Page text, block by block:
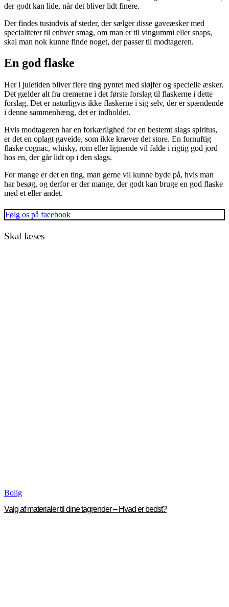
der godt kan lide, når det bliver lidt finere.
Der findes tusindvis af steder, der sælger disse gaveæsker med
specialiteter til enhver smag, om man er til vingummi eller snaps,
skal man nok kunne finde noget, der passer til modtageren.
En god flaske
Her i juletiden bliver flere ting pyntet med sløjfer og specielle æsker.
Det gælder alt fra cremerne i det første forslag til flaskerne i dette
forslag. Det er naturligvis ikke flaskerne i sig selv, der er spændende
i denne sammenhæng, det er indholdet.
Hvis modtageren har en forkærlighed for en bestemt slags spiritus,
er det en oplagt gaveide, som ikke kræver det store. En fornuftig
flaske cognac, whisky, rom eller lignende vil falde i rigtig god jord
hos en, der går lidt op i den slags.
For mange er det en ting, man gerne vil kunne byde på, hvis man
har besøg, og derfor er der mange, der godt kan bruge en god flaske
med et eller andet.
Følg os på facebook
Skal læses
Bolig
Valg af materialer til dine tagrender – Hvad er bedst?